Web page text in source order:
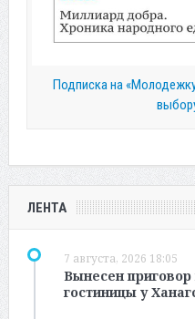
Подписка на
ЛЕНТА
7 августа, 2026 18:05
Вынесен приговор
гостиницы у